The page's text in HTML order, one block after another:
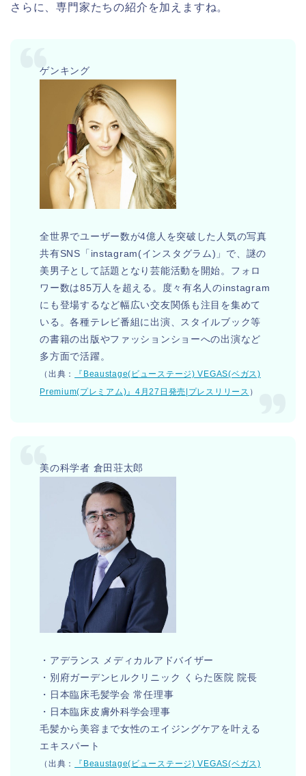
さらに、専門家たちの紹介を加えますね。
ゲンキング
全世界でユーザー数が4億人を突破した人気の写真
共有SNS「instagram(インスタグラム)」で、謎の
美男子として話題となり芸能活動を開始。フォロ
ワー数は85万人を超える。度々有名人のinstagram
にも登場するなど幅広い交友関係も注目を集めて
いる。各種テレビ番組に出演、スタイルブック等
の書籍の出版やファッションショーへの出演など
多方面で活躍。
（出典：
『Beaustage(ビューステージ) VEGAS(ベガス)
Premium(プレミアム)』4月27日発売|プレスリリース ）
美の科学者 倉田荘太郎
・アデランス メディカルアドバイザー
・別府ガーデンヒルクリニック くらた医院 院長
・日本臨床毛髪学会 常任理事
・日本臨床皮膚外科学会理事
毛髪から美容まで女性のエイジングケアを叶える
エキスパート
（出典：
『Beaustage(ビューステージ) VEGAS(ベガス)